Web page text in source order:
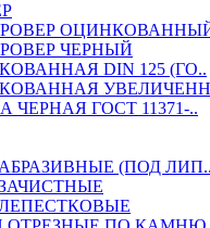
ЧЕРНЫЙ
DIN 125 (ГО..
ЧЕРНАЯ ГОСТ 11371-..
АБРАЗИВНЫЕ (ПОД ЛИП..
ЗАЧИСТНЫЕ
ЛЕПЕСТКОВЫЕ